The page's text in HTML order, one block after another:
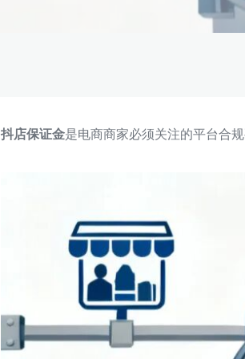
抖店保证金是电商商家必须关注的平台合